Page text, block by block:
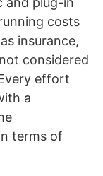
costs
insurance,
considered
effort
a
terms of